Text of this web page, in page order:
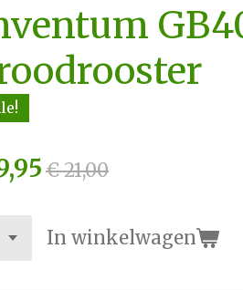
€ 21,00
In winkelwagen